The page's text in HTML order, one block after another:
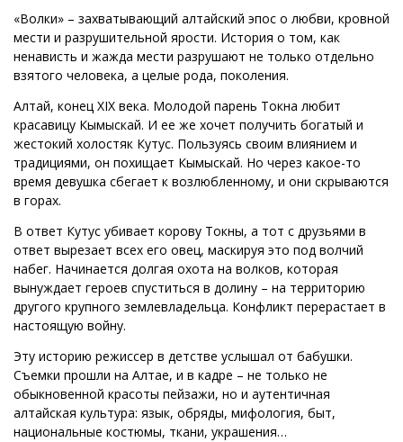
«Волки» – захватывающий алтайский эпос о любви, кровной
мести и разрушительной ярости. История о том, как
ненависть и жажда мести разрушают не только отдельно
взятого человека, а целые рода, поколения.
Алтай, конец XIX века. Молодой парень Токна любит
красавицу Кымыскай. И ее же хочет получить богатый и
жестокий холостяк Кутус. Пользуясь своим влиянием и
традициями, он похищает Кымыскай. Но через какое-то
время девушка сбегает к возлюбленному, и они скрываются
в горах.
В ответ Кутус убивает корову Токны, а тот с друзьями в
ответ вырезает всех его овец, маскируя это под волчий
набег. Начинается долгая охота на волков, которая
вынуждает героев спуститься в долину – на территорию
другого крупного землевладельца. Конфликт перерастает в
настоящую войну.
Эту историю режиссер в детстве услышал от бабушки.
Съемки прошли на Алтае, и в кадре – не только не
обыкновенной красоты пейзажи, но и аутентичная
алтайская культура: язык, обряды, мифология, быт,
национальные костюмы, ткани, украшения…